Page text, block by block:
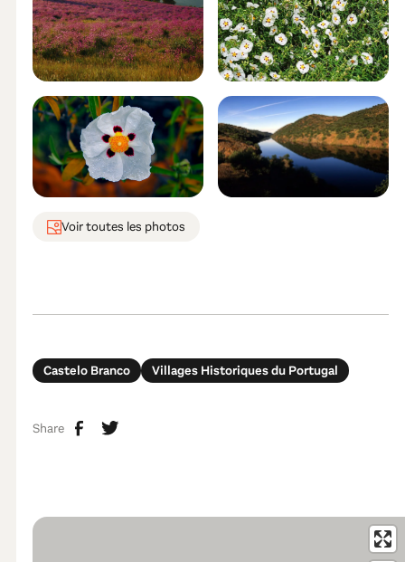
Voir toutes les photos
Castelo Branco Villages Historiques du Portugal
Share